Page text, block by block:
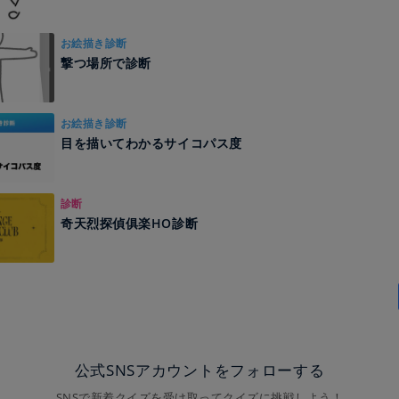
お絵描き診断
撃つ場所で診断
お絵描き診断
目を描いてわかるサイコパス度
診断
奇天烈探偵俱楽HO診断
公式SNSアカウントをフォローする